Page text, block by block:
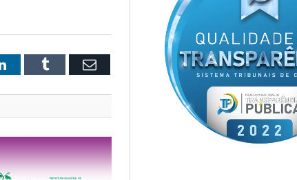
LinkedInTumblr Email